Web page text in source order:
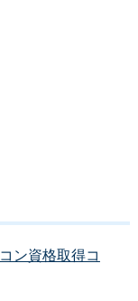
ン資格取得コ